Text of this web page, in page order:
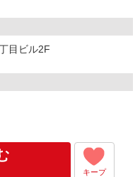
目ビル2F
キープ